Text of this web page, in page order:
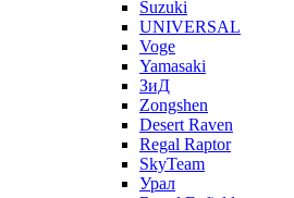
Suzuki
UNIVERSAL
Voge
Yamasaki
ЗиД
Zongshen
Desert Raven
Regal Raptor
SkyTeam
Урал